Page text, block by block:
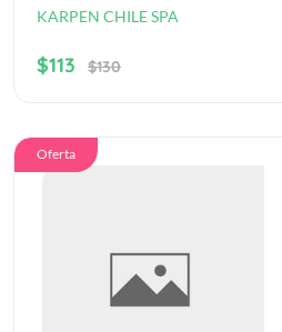
KARPEN CHILE SPA
$113 $130
Oferta